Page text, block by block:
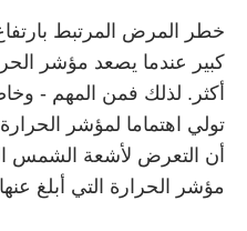
خطر المرض المرتبط
أكثر. لذلك فمن المهم -
تولي اهتماما لمؤشر
أن التعرض لأشعة الشمس
مؤشر الحرارة التي أبلغ عنها 15 درجة.